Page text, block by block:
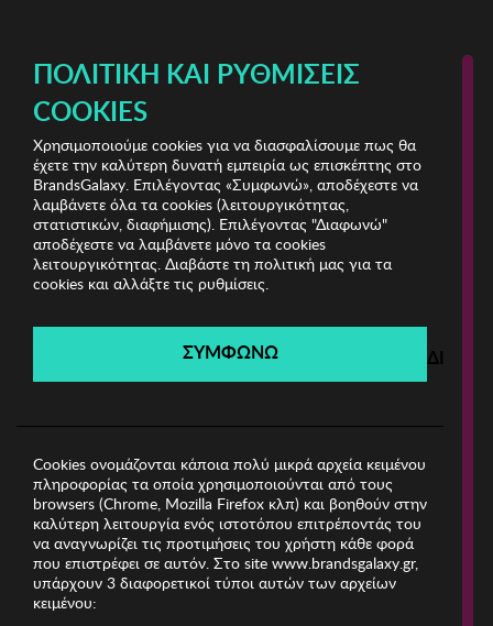
Jewels Bazaar Vol.2 ΓΥΝΑΙΚΑ
Jewels Bazaar Vol.2
Λήγει σε: 00ημέρες | 00ώρες 00λεπτά 00δευτ.
Filters
ΠΟΛΙΤΙΚΉ ΚΑΙ ΡΥΘΜΊΣΕΙΣ
COOKIES
Χρησιμοποιούμε cookies για να διασφαλίσουμε πως θα
έχετε την καλύτερη δυνατή εμπειρία ως επισκέπτης στο
BrandsGalaxy. Επιλέγοντας «Συμφωνώ», αποδέχεστε να
λαμβάνετε όλα τα cookies (λειτουργικότητας,
στατιστικών, διαφήμισης). Επιλέγοντας "Διαφωνώ"
αποδέχεστε να λαμβάνετε μόνο τα cookies
λειτουργικότητας. Διαβάστε τη πολιτική μας για τα
cookies και αλλάξτε τις ρυθμίσεις.
ΣΥΜΦΩΝΩ
Cookies ονομάζονται κάποια πολύ μικρά αρχεία κειμένου
πληροφορίας τα οποία χρησιμοποιούνται από τους
browsers (Chrome, Mozilla Firefox κλπ) και βοηθούν στην
καλύτερη λειτουργία ενός ιστοτόπου επιτρέποντάς του
να αναγνωρίζει τις προτιμήσεις του χρήστη κάθε φορά
που επιστρέφει σε αυτόν. Στο site www.brandsgalaxy.gr,
υπάρχουν 3 διαφορετικοί τύποι αυτών των αρχείων
κειμένου: